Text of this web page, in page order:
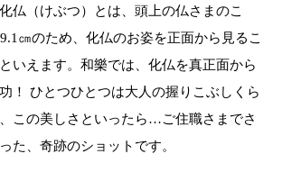
仏（けぶつ）とは、頭上の仏さまのこ
㎝のため、化仏のお姿を正面から見るこ
いえます。和樂では、化仏を真正面から
！ ひとつひとつは大人の握りこぶしくら
この美しさといったら…ご住職さまでさ
た、奇跡のショットです。